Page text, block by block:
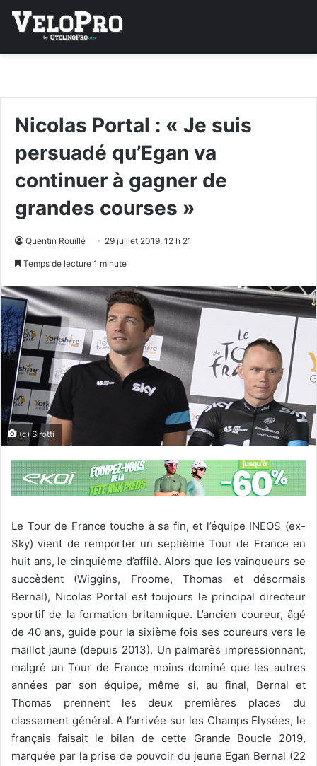
Nicolas Portal : « Je suis
persuadé qu’Egan va
continuer à gagner de
grandes courses »
Quentin Rouillé 29 juillet 2019, 12 h 21
Temps de lecture 1 minute
(c) Sirotti
Le Tour de France touche à sa fin, et l’équipe INEOS (ex-
Sky) vient de remporter un septième Tour de France en
huit ans, le cinquième d’affilé. Alors que les vainqueurs se
succèdent (Wiggins, Froome, Thomas et désormais
Bernal), Nicolas Portal est toujours le principal directeur
sportif de la formation britannique. L’ancien coureur, âgé
de 40 ans, guide pour la sixième fois ses coureurs vers le
maillot jaune (depuis 2013). Un palmarès impressionnant,
malgré un Tour de France moins dominé que les autres
années par son équipe, même si, au final, Bernal et
Thomas prennent les deux premières places du
classement général. A l’arrivée sur les Champs Elysées, le
français faisait le bilan de cette Grande Boucle 2019,
marquée par la prise de pouvoir du jeune Egan Bernal (22